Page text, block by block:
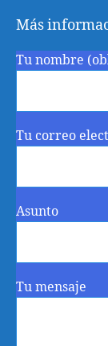
Más
Tu nombre
Tu correo
Asunto
Tu mensaje